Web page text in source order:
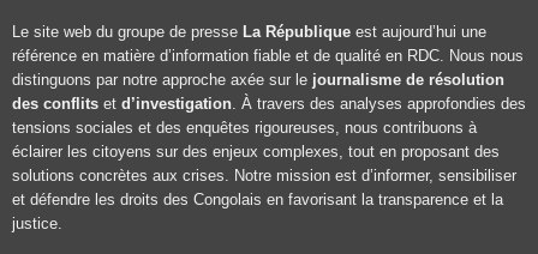
Le site web du groupe de presse La République est aujourd’hui une
référence en matière d’information fiable et de qualité en RDC. Nous nous
distinguons par notre approche axée sur le journalisme de résolution
des conflits et d’investigation. À travers des analyses approfondies des
tensions sociales et des enquêtes rigoureuses, nous contribuons à
éclairer les citoyens sur des enjeux complexes, tout en proposant des
solutions concrètes aux crises. Notre mission est d’informer, sensibiliser
et défendre les droits des Congolais en favorisant la transparence et la
justice.